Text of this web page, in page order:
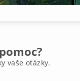
vaše otázky.